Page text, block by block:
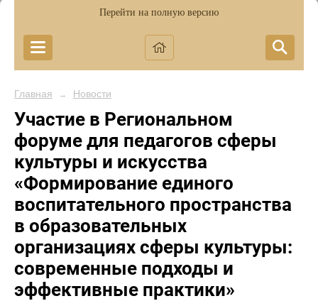
Перейти на полную версию
Главная → Новости
Участие в Региональном
форуме для педагогов сферы
культуры и искусства
«Формирование единого
воспитательного пространства
в образовательных
организациях сферы культуры:
современные подходы и
эффективные практики»